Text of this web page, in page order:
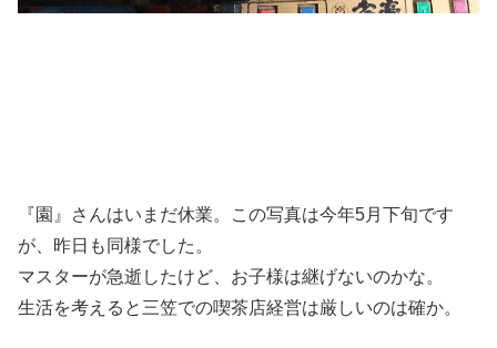
『園』さんはいまだ休業。この写真は今年5月下旬です
が、昨日も同様でした。
マスターが急逝したけど、お子様は継げないのかな。
生活を考えると三笠での喫茶店経営は厳しいのは確か。